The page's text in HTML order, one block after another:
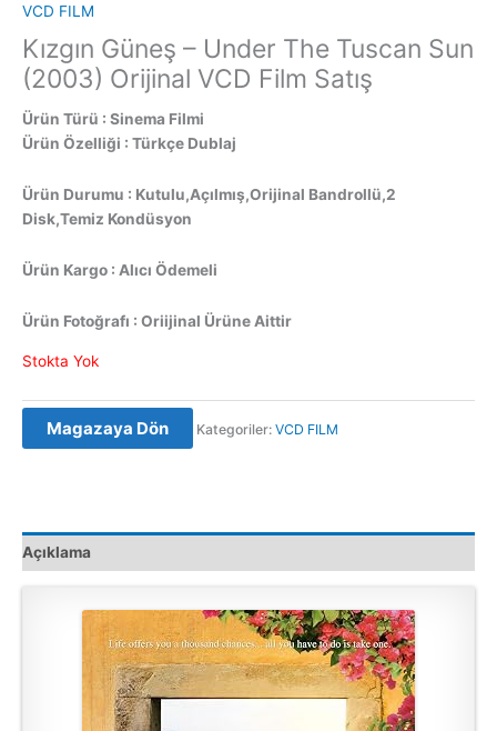
VCD FILM
Kızgın Güneş – Under The Tuscan Sun
(2003) Orijinal VCD Film Satış
Ürün Türü : Sinema Filmi
Ürün Özelliği : Türkçe Dublaj
Ürün Durumu : Kutulu,Açılmış,Orijinal Bandrollü,2
Disk,Temiz Kondüsyon
Ürün Kargo : Alıcı Ödemeli
Ürün Fotoğrafı : Oriijinal Ürüne Aittir
Stokta Yok
Magazaya Dön Kategoriler: VCD FILM
Açıklama